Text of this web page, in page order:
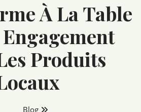
À La Table
Produits
Blog